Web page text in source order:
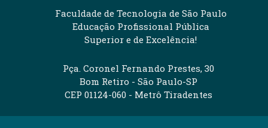
Faculdade de Tecnologia de São Paulo
Educação Profissional Pública
Superior e de Excelência!
Pça. Coronel Fernando Prestes, 30
Bom Retiro - São Paulo-SP
CEP 01124-060 - Metrô Tiradentes